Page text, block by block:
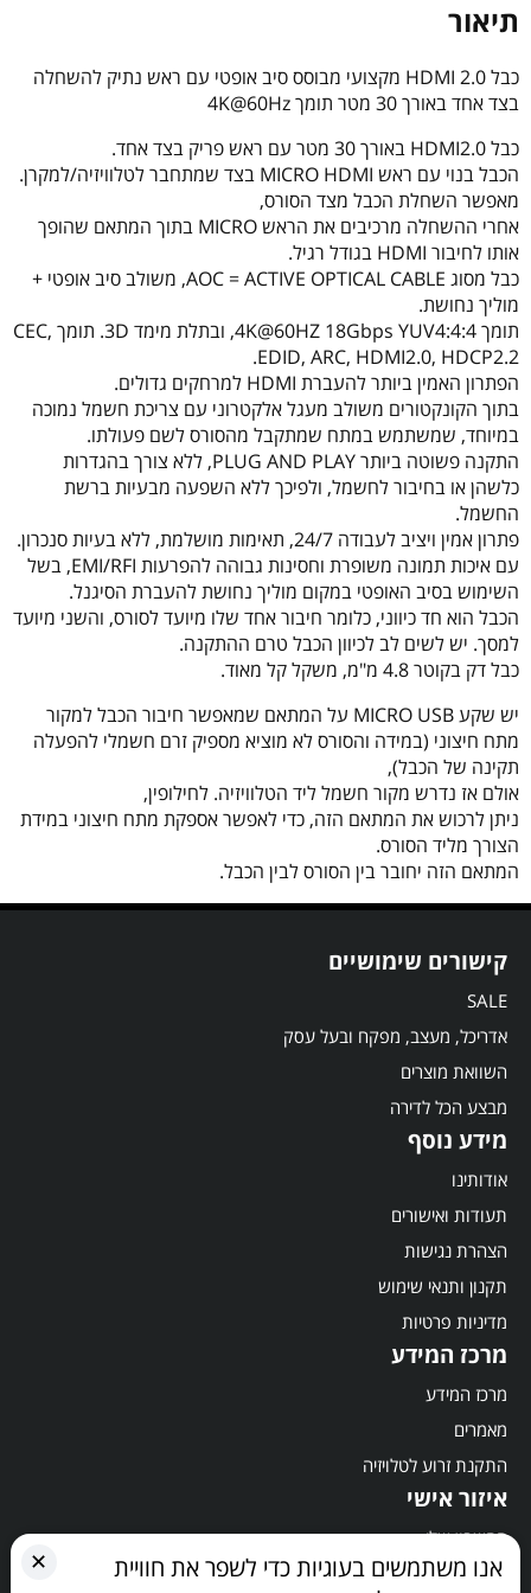
פריק
בצד
אחד.
תיאור
כבל HDMI 2.0 מקצועי מבוסס סיב אופטי עם ראש נתיק להשחלה
בצד אחד באורך 30 מטר תומך 4K@60Hz
כבל HDMI2.0 באורך 30 מטר עם ראש פריק בצד אחד.
הכבל בנוי עם ראש MICRO HDMI בצד שמתחבר לטלוויזיה/למקרן.
מאפשר השחלת הכבל מצד הסורס,
אחרי ההשחלה מרכיבים את הראש MICRO בתוך המתאם שהופך
אותו לחיבור HDMI בגודל רגיל.
כבל מסוג AOC = ACTIVE OPTICAL CABLE, משולב סיב אופטי +
מוליך נחושת.
תומך 4K@60HZ 18Gbps YUV4:4:4, ובתלת מימד 3D. תומך CEC,
EDID, ARC, HDMI2.0, HDCP2.2.
הפתרון האמין ביותר להעברת HDMI למרחקים גדולים.
בתוך הקונקטורים משולב מעגל אלקטרוני עם צריכת חשמל נמוכה
במיוחד, שמשתמש במתח שמתקבל מהסורס לשם פעולתו.
התקנה פשוטה ביותר PLUG AND PLAY, ללא צורך בהגדרות
כלשהן או בחיבור לחשמל, ולפיכך ללא השפעה מבעיות ברשת
החשמל.
פתרון אמין ויציב לעבודה 24/7, תאימות מושלמת, ללא בעיות סנכרון.
עם איכות תמונה משופרת וחסינות גבוהה להפרעות EMI/RFI, בשל
השימוש בסיב האופטי במקום מוליך נחושת להעברת הסיגנל.
הכבל הוא חד כיווני, כלומר חיבור אחד שלו מיועד לסורס, והשני מיועד
למסך. יש לשים לב לכיוון הכבל טרם ההתקנה.
כבל דק בקוטר 4.8 מ"מ, משקל קל מאוד.
יש שקע MICRO USB על המתאם שמאפשר חיבור הכבל למקור
מתח חיצוני (במידה והסורס לא מוציא מספיק זרם חשמלי להפעלה
תקינה של הכבל),
אולם אז נדרש מקור חשמל ליד הטלוויזיה. לחילופין,
ניתן לרכוש את המתאם הזה, כדי לאפשר אספקת מתח חיצוני במידת
הצורך מליד הסורס.
המתאם הזה יחובר בין הסורס לבין הכבל.
קישורים שימושיים
SALE
אדריכל, מעצב, מפקח ובעל עסק
השוואת מוצרים
מבצע הכל לדירה
מידע נוסף
אודותינו
תעודות ואישורים
הצהרת נגישות
תקנון ותנאי שימוש
מדיניות פרטיות
מרכז המידע
מרכז המידע
מאמרים
התקנת זרוע לטלויזיה
איזור אישי
החשבון שלי
סל קניות
✕
אנו משתמשים בעוגיות כדי לשפר את חוויית